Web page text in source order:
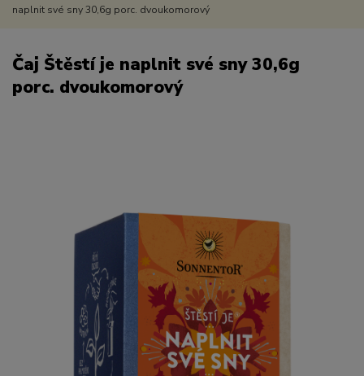
naplnit své sny 30,6g porc. dvoukomorový
Čaj Štěstí je naplnit své sny 30,6g
porc. dvoukomorový